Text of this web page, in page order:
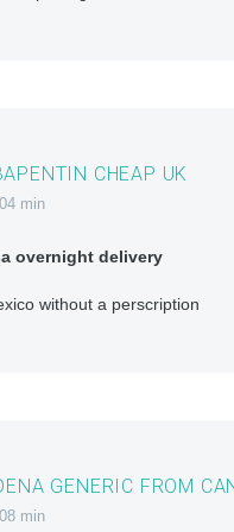
CHEAP UK
min
overnight delivery
without a perscription
GENERIC FROM
min